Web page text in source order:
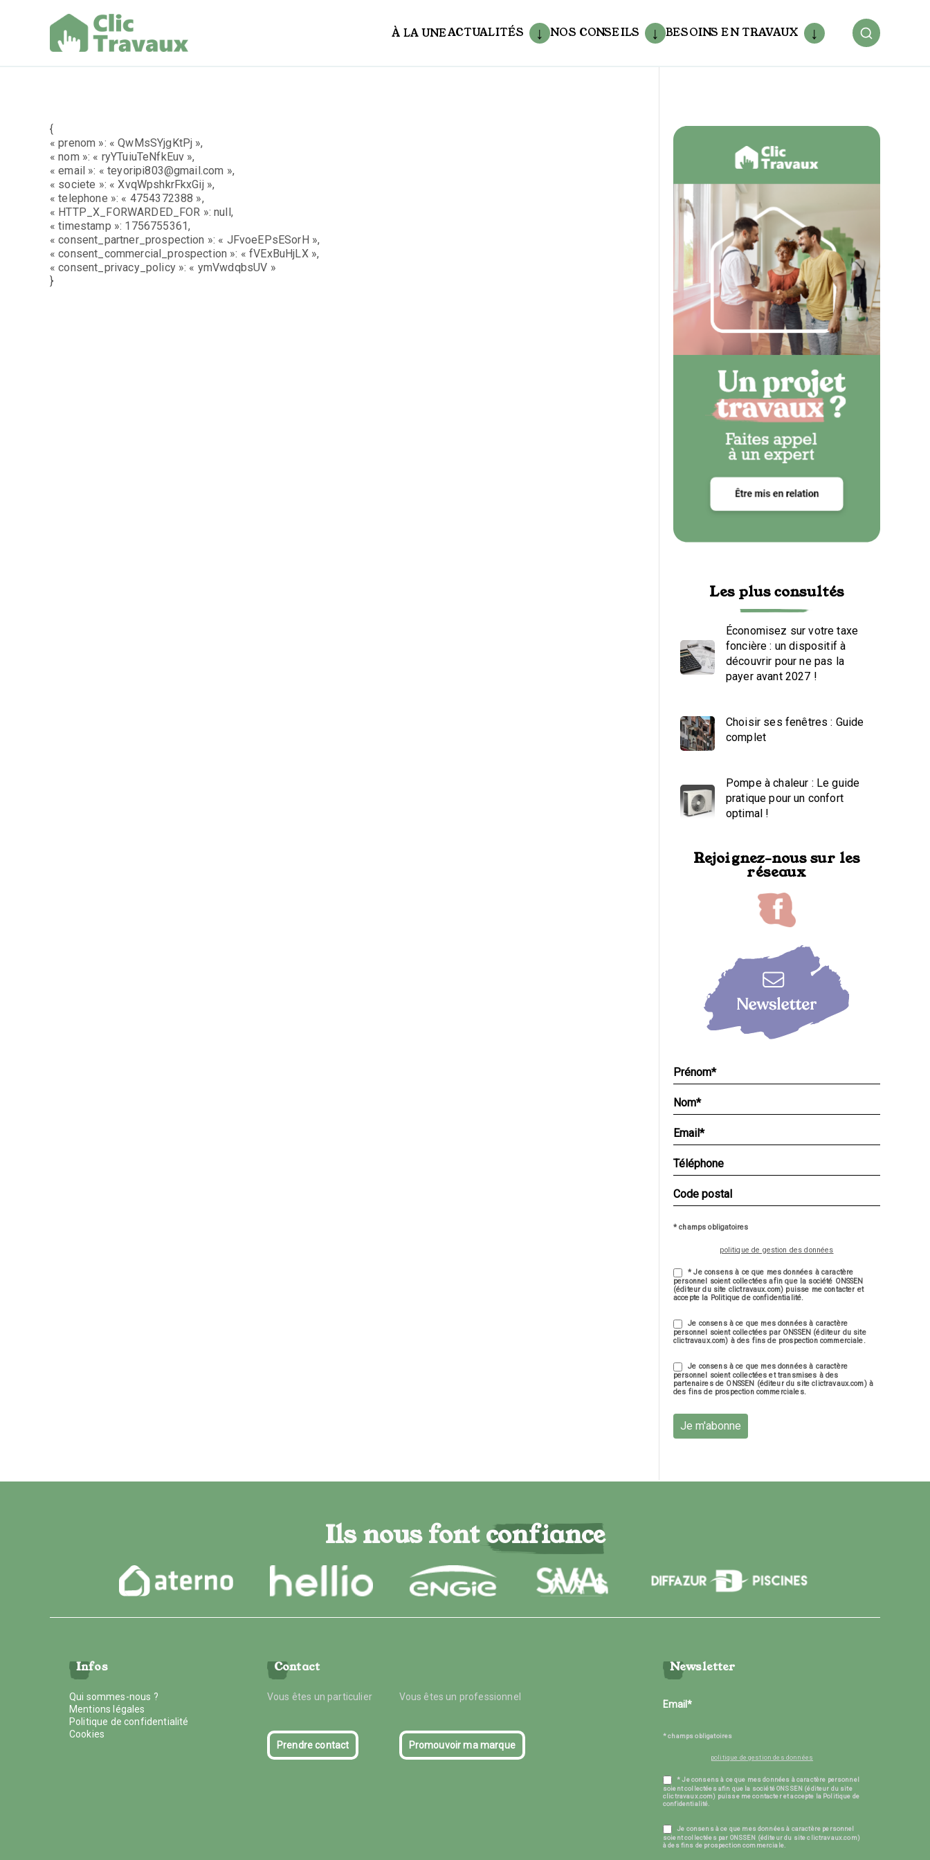
À LA UNEACTUALITÉS NOS CONSEILS BESOINS EN TRAVAUX
{
« prenom »: « QwMsSYjgKtPj »,
« nom »: « ryYTuiuTeNfkEuv »,
« email »: « teyoripi803@gmail.com »,
« societe »: « XvqWpshkrFkxGij »,
« telephone »: « 4754372388 »,
« HTTP_X_FORWARDED_FOR »: null,
« timestamp »: 1756755361,
« consent_partner_prospection »: « JFvoeEPsESorH »,
« consent_commercial_prospection »: « fVExBuHjLX »,
« consent_privacy_policy »: « ymVwdqbsUV »
}
Les plus consultés
Économisez sur votre taxe
foncière : un dispositif à
découvrir pour ne pas la
payer avant 2027 !
Choisir ses fenêtres : Guide
complet
Pompe à chaleur : Le guide
pratique pour un confort
optimal !
Rejoignez-nous sur les
réseaux
* champs obligatoires
politique de gestion des données
* Je consens à ce que mes données à caractère
personnel soient collectées afin que la société ONSSEN
(éditeur du site clictravaux.com) puisse me contacter et
accepte la Politique de confidentialité.
Je consens à ce que mes données à caractère
personnel soient collectées par ONSSEN (éditeur du site
clictravaux.com) à des fins de prospection commerciale.
Je consens à ce que mes données à caractère
personnel soient collectées et transmises à des
partenaires de ONSSEN (éditeur du site clictravaux.com) à
des fins de prospection commerciales.
Je m'abonne
Ils nous font confiance
Infos
Qui sommes-nous ?
Mentions légales
Politique de confidentialité
Cookies
Contact
Vous êtes un particulier Vous êtes un professionnel
Prendre contact Promouvoir ma marque
Newsletter
* champs obligatoires
politique de gestion des données
* Je consens à ce que mes données à caractère personnel
soient collectées afin que la société ONSSEN (éditeur du site
clictravaux.com) puisse me contacter et accepte la Politique de
confidentialité.
Je consens à ce que mes données à caractère personnel
soient collectées par ONSSEN (éditeur du site clictravaux.com)
à des fins de prospection commerciale.